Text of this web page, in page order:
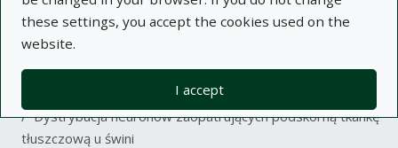
these settings, you accept the cookies used on the
website.
I accept
Repository of University of Life Sciences
in Lublin
Dystrybucja neuronów zaopatrujących podskórną tkankę
tłuszczową u świni